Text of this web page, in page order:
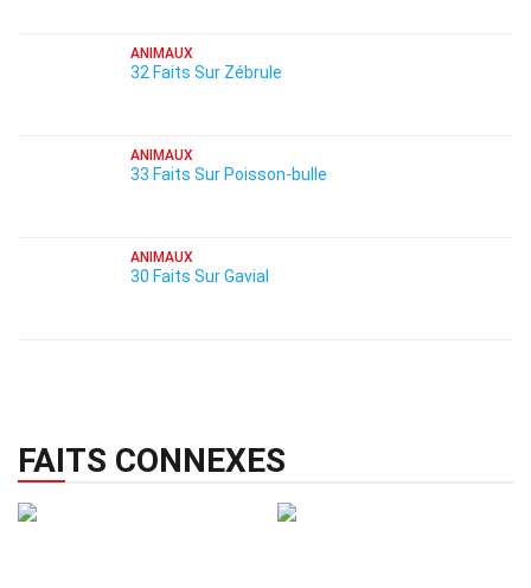
ANIMAUX
32 Faits Sur Zébrule
ANIMAUX
33 Faits Sur Poisson-bulle
ANIMAUX
30 Faits Sur Gavial
FAITS CONNEXES